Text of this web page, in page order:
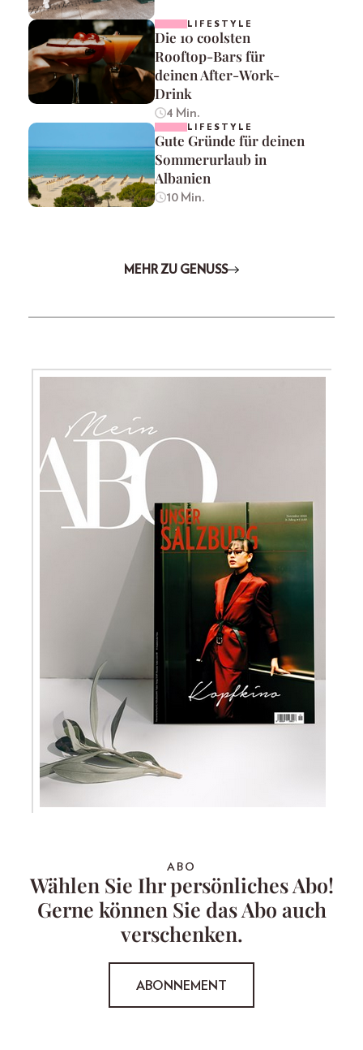
LIFESTYLE
Die 10 coolsten
Rooftop-Bars für
deinen After-Work-
Drink
4 Min.
LIFESTYLE
Gute Gründe für deinen
Sommerurlaub in
Albanien
10 Min.
MEHR ZU GENUSS
ABO
Wählen Sie Ihr persönliches Abo!
Gerne können Sie das Abo auch
verschenken.
ABONNEMENT